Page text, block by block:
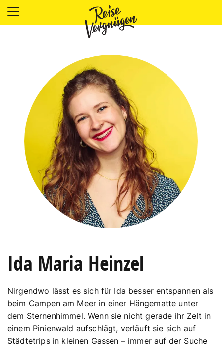
LÄNDER
OUTDOOR
Ida Maria Heinzel
Nirgendwo lässt es sich für Ida besser entspannen als
beim Campen am Meer in einer Hängematte unter
dem Sternenhimmel. Wenn sie nicht gerade ihr Zelt in
einem Pinienwald aufschlägt, verläuft sie sich auf
Städtetrips in kleinen Gassen – immer auf der Suche